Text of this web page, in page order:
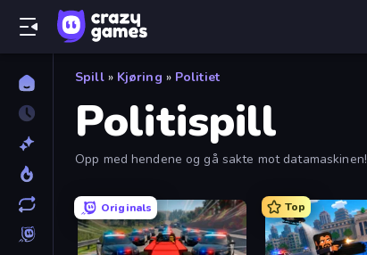
Spill » Kjøring » Politiet
Politispill
Opp med hendene og gå sakte mot
Originals Top